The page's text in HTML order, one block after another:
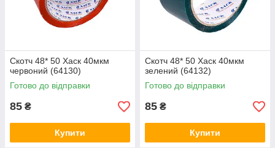
Скотч 48* 50 Хаск 40мкм
червоний (64130)
Готово до відправки
85 ₴
Купити
Скотч 48* 50 Хаск 40мкм
зелений (64132)
Готово до відправки
85 ₴
Купити